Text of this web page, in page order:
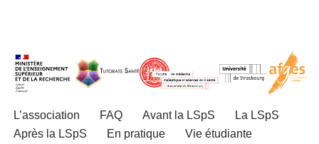
L’association FAQ Avant la LSpS
La LSpS
Après la LSpS
En pratique Vie étudiante